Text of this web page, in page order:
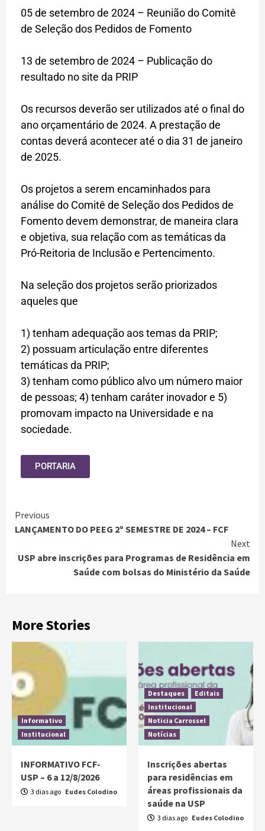
05 de setembro de 2024 – Reunião do Comitê
de Seleção dos Pedidos de Fomento
13 de setembro de 2024 – Publicação do
resultado no site da PRIP
Os recursos deverão ser utilizados até o final do
ano orçamentário de 2024. A prestação de
contas deverá acontecer até o dia 31 de janeiro
de 2025.
Os projetos a serem encaminhados para
análise do Comitê de Seleção dos Pedidos de
Fomento devem demonstrar, de maneira clara
e objetiva, sua relação com as temáticas da
Pró-Reitoria de Inclusão e Pertencimento.
Na seleção dos projetos serão priorizados
aqueles que
1) tenham adequação aos temas da PRIP;
2) possuam articulação entre diferentes
temáticas da PRIP;
3) tenham como público alvo um número maior
de pessoas; 4) tenham caráter inovador e 5)
promovam impacto na Universidade e na
sociedade.
PORTARIA
Previous
LANÇAMENTO DO PEEG 2º SEMESTRE DE 2024 – FCF
Next
USP abre inscrições para Programas de Residência em
Saúde com bolsas do Ministério da Saúde
More Stories
Informativo
Institucional
INFORMATIVO FCF-
USP – 6 a 12/8/2026
3 dias ago Eudes Colodino
Destaques
Editais
Institucional
Noticia Carrossel
Notícias
Inscrições abertas
para residências em
áreas profissionais da
saúde na USP
3 dias ago Eudes Colodino